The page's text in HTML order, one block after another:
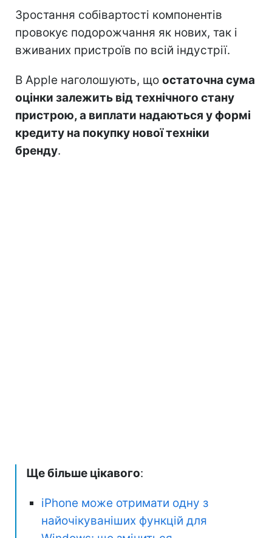
Зростання собівартості компонентів
провокує подорожчання як нових, так і
вживаних пристроїв по всій індустрії.
В Apple наголошують, що остаточна сума
оцінки залежить від технічного стану
пристрою, а виплати надаються у формі
кредиту на покупку нової техніки
бренду.
Ще більше цікавого:
iPhone може отримати одну з
найочікуваніших функцій для